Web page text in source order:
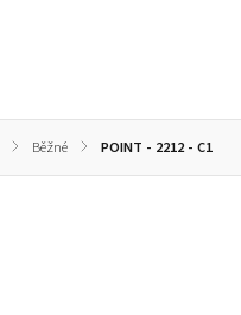
/ Běžné / POINT - 2212 - C1